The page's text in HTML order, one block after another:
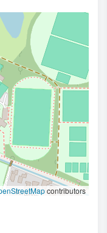
contributors